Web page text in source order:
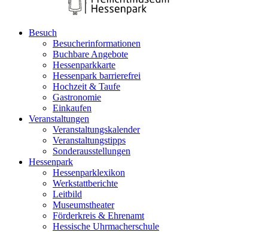
Besuch
Besucherinformationen
Buchbare Angebote
Hessenparkkarte
Hessenpark barrierefrei
Hochzeit & Taufe
Gastronomie
Einkaufen
Veranstaltungen
Veranstaltungskalender
Veranstaltungstipps
Sonderausstellungen
Hessenpark
Hessenparklexikon
Werkstattberichte
Leitbild
Museumstheater
Förderkreis & Ehrenamt
Hessische Uhrmacherschule